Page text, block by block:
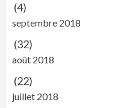
(4)
septembre 2018
(32)
août 2018
(22)
juillet 2018